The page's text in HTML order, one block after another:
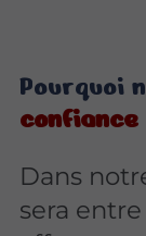
Pourquoi
confiance
Dans
sera